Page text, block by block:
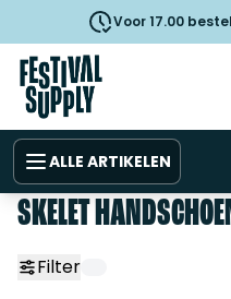
Voor 17.00
ALLE ARTIKELEN
SKELET
Filter